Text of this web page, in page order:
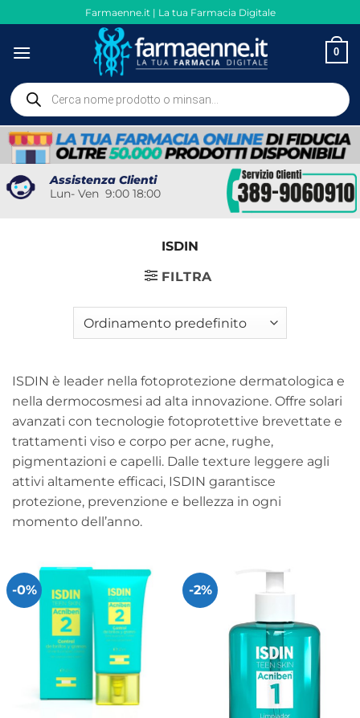
ai
contenuti
Farmaenne.it | La tua Farmacia Digitale
0
Ricerca
prodotti
Assistenza Clienti
Lun- Ven 9:00 18:00
ISDIN
FILTRA
ISDIN è leader nella fotoprotezione dermatologica e
nella dermocosmesi ad alta innovazione. Offre solari
avanzati con tecnologie fotoprotettive brevettate e
trattamenti viso e corpo per acne, rughe,
pigmentazioni e capelli. Dalle texture leggere agli
attivi altamente efficaci, ISDIN garantisce
protezione, prevenzione e bellezza in ogni
momento dell’anno.
-0% -2%